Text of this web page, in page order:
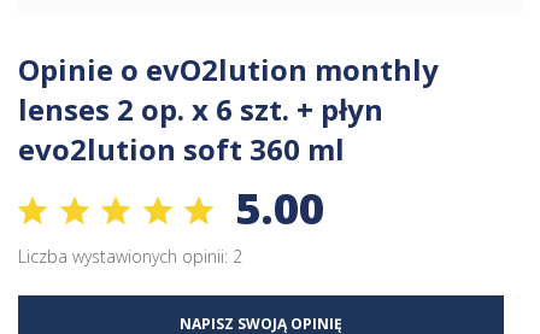
Opinie o evO2lution monthly
lenses 2 op. x 6 szt. + płyn
evo2lution soft 360 ml
5.00
Liczba wystawionych opinii: 2
NAPISZ SWOJĄ OPINIĘ